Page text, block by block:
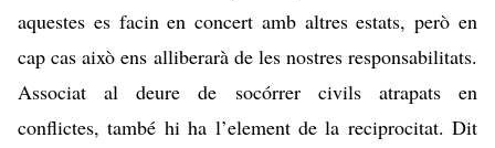
aquestes es facin en concert amb altres estats, però en
cap cas això ens alliberarà de les nostres responsabilitats.
Associat al deure de socórrer civils atrapats en
conflictes, també hi ha l’element de la reciprocitat. Dit